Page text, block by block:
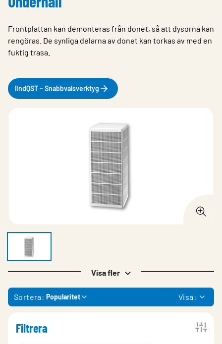
Frontplattan kan demonteras från donet, så att dysorna kan
rengöras. De synliga delarna av donet kan torkas av med en
fuktig trasa.
lindQST – Snabbvalsverktyg
Visa fler
Sortera: Popularitet Visa:
Filtrera